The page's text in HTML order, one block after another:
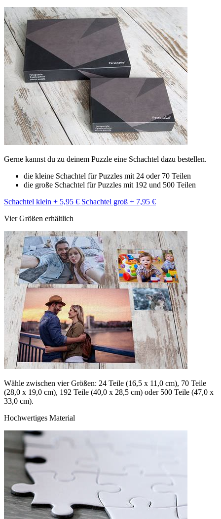
Gerne kannst du zu deinem Puzzle eine Schachtel dazu bestellen.
die kleine Schachtel für Puzzles mit 24 oder 70 Teilen
die große Schachtel für Puzzles mit 192 und 500 Teilen
Schachtel klein + 5,95 € Schachtel groß + 7,95 €
Vier Größen erhältlich
Wähle zwischen vier Größen: 24 Teile (16,5 x 11,0 cm), 70 Teile
(28,0 x 19,0 cm), 192 Teile (40,0 x 28,5 cm) oder 500 Teile (47,0 x
33,0 cm).
Hochwertiges Material